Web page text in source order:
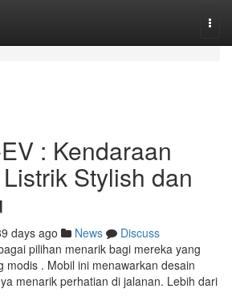
: Kendaraan
Stylish dan
days ago News
Discuss
pilihan menarik bagi mereka yang
modis . Mobil ini menawarkan desain
menarik perhatian di jalanan. Lebih dari